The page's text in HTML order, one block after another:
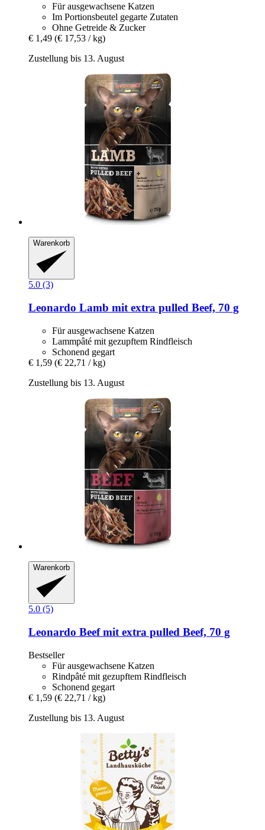
Für ausgewachsene Katzen
Im Portionsbeutel gegarte Zutaten
Ohne Getreide & Zucker
€ 1,49 (€ 17,53 / kg)
Zustellung bis 13. August
Warenkorb
5.0 (3)
Leonardo Lamb mit extra pulled Beef, 70 g
Für ausgewachsene Katzen
Lammpâté mit gezupftem Rindfleisch
Schonend gegart
€ 1,59 (€ 22,71 / kg)
Zustellung bis 13. August
Warenkorb
5.0 (5)
Leonardo Beef mit extra pulled Beef, 70 g
Bestseller
Für ausgewachsene Katzen
Rindpâté mit gezupftem Rindfleisch
Schonend gegart
€ 1,59 (€ 22,71 / kg)
Zustellung bis 13. August